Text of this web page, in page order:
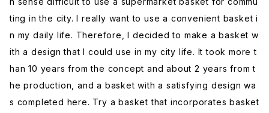
ting in the city. I really want to use a convenient basket i
n my daily life. Therefore, I decided to make a basket w
ith a design that I could use in my city life. It took more t
han 10 years from the concept and about 2 years from t
he production, and a basket with a satisfying design wa
s completed here. Try a basket that incorporates basket